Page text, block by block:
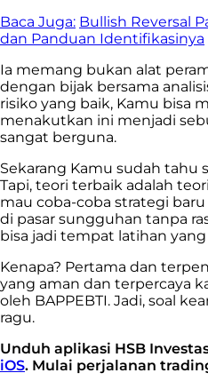
Baca Juga: Bullish Reversal
dan Panduan Identifikasinya
Ia memang bukan alat
dengan bijak bersama
risiko yang baik, Kamu bisa
menakutkan ini menjadi
sangat berguna.
Sekarang Kamu sudah tahu
Tapi, teori terbaik adalah
mau coba-coba strategi
di pasar sungguhan tanpa
bisa jadi tempat latihan
Kenapa? Pertama dan
yang aman dan terpercaya
oleh BAPPEBTI. Jadi, soal
ragu.
Unduh aplikasi HSB
iOS. Mulai perjalanan